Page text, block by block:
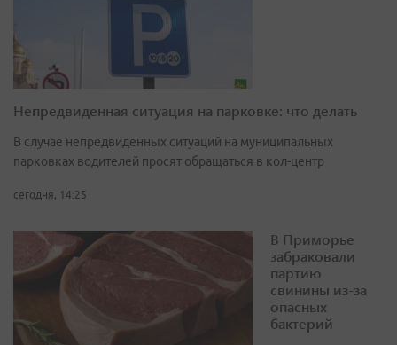
Непредвиденная ситуация на парковке: что делать
В случае непредвиденных ситуаций на муниципальных
парковках водителей просят обращаться в кол-центр
сегодня, 14:25
В Приморье
забраковали
партию
свинины из-за
опасных
бактерий